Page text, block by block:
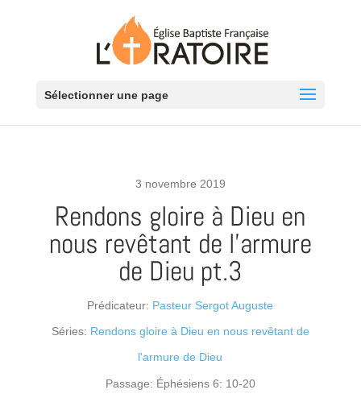
Sélectionner une page
3 novembre 2019
Rendons gloire à Dieu en
nous revêtant de l’armure
de Dieu pt.3
Prédicateur: Pasteur Sergot Auguste
Séries: Rendons gloire à Dieu en nous revêtant de
l'armure de Dieu
Passage: Éphésiens 6: 10-20